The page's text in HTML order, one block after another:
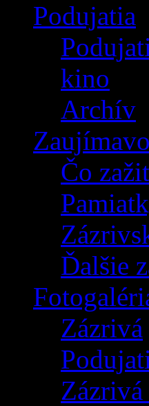
Podujatia
kino
Archív
Čo
Ďalšie
Zázrivá